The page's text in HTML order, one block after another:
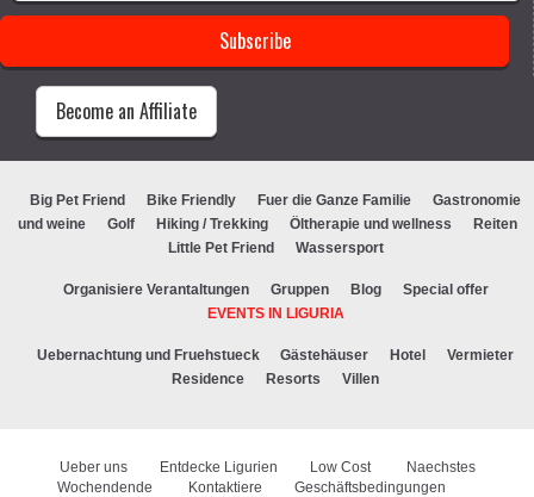
Become an Affiliate
Big Pet Friend Bike Friendly Fuer die Ganze Familie
Gastronomie
und weine
Golf Hiking / Trekking Öltherapie und wellness
Reiten
Little Pet Friend
Wassersport
Organisiere Verantaltungen Gruppen Blog
Special offer
EVENTS IN LIGURIA
Uebernachtung und Fruehstueck Gästehäuser Hotel
Vermieter
Residence
Resorts Villen
Ueber uns Entdecke Ligurien Low Cost
Naechstes
Wochendende
Kontaktiere
Geschäftsbedingungen